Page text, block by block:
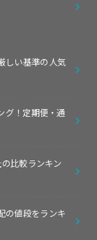
しい基準の人気
グ！定期便・通
比較ランキン
の値段をランキ